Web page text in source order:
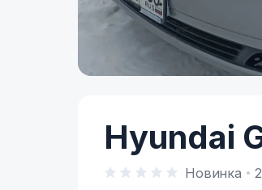
Hyundai
Новинка